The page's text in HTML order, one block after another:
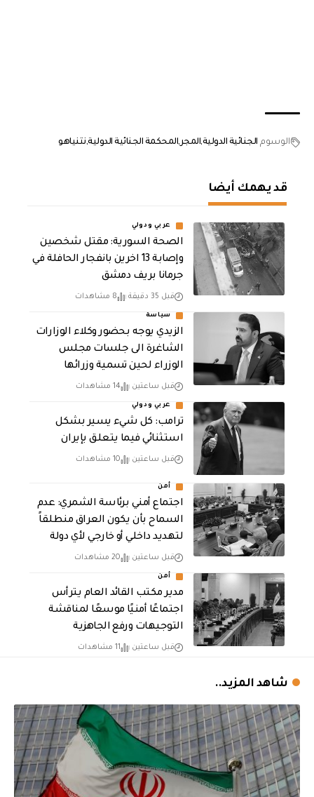
الوسوم الجنائية الدوليةالمجرالمحكمة الجنائية الدولية نتنياهو
قد يهمك أيضا
عربي ودولي
الصحة السورية: مقتل شخصين
وإصابة 13 اخرين بانفجار الحافلة في
جرمانا بريف دمشق
قبل 35 دقيقة 8 مشاهدات
سياسة
الزيدي يوجه بحضور وكلاء الوزارات
الشاغرة الى جلسات مجلس
الوزراء لحين تسمية وزرائها
قبل ساعتين 14 مشاهدات
عربي ودولي
ترامب: كل شيء يسير بشكل
استثنائي فيما يتعلق بإيران
قبل ساعتين 10 مشاهدات
أمن
اجتماع أمني برئاسة الشمري: عدم
السماح بأن يكون العراق منطلقاً
لتهديد داخلي أو خارجي لأي دولة
قبل ساعتين 20 مشاهدات
أمن
مدير مكتب القائد العام يترأس
اجتماعًا أمنيًا موسعًا لمناقشة
التوجيهات ورفع الجاهزية
قبل ساعتين 11 مشاهدات
شاهد المزيد..